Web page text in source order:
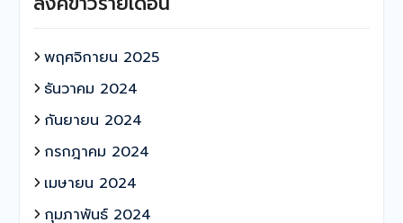
พฤศจิกายน 2025
ธันวาคม 2024
กันยายน 2024
กรกฎาคม 2024
เมษายน 2024
กุมภาพันธ์ 2024